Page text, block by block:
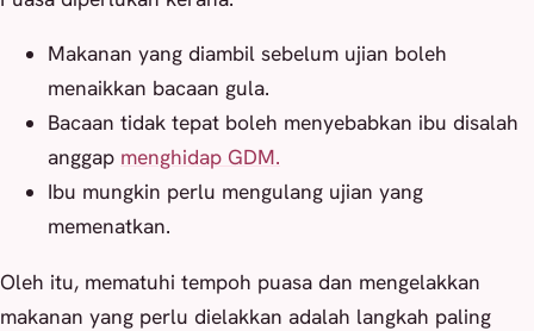
Makanan yang diambil sebelum ujian boleh
menaikkan bacaan gula.
Bacaan tidak tepat boleh menyebabkan ibu disalah
anggap menghidap GDM.
Ibu mungkin perlu mengulang ujian yang
memenatkan.
Oleh itu, mematuhi tempoh puasa dan mengelakkan
makanan yang perlu dielakkan adalah langkah paling